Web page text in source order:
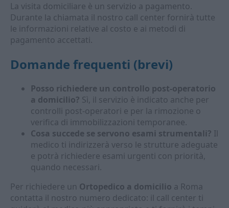
La visita domiciliare è un servizio a pagamento.
Durante la chiamata il nostro call center fornirà tutte
le informazioni relative al costo e ai metodi di
pagamento accettati.
Domande frequenti (brevi)
Posso richiedere un controllo post-operatorio
a domicilio? Sì, il servizio è indicato anche per
controlli post‑operatori e per la rimozione o
verifica di immobilizzazioni temporanee.
Cosa succede se servono esami strumentali? Il
medico ti indirizzerà verso le strutture adeguate
e potrà richiedere esami urgenti con priorità,
quando necessari.
Per richiedere un Ortopedico a domicilio a Roma
contatta il nostro numero dedicato: il call center ti